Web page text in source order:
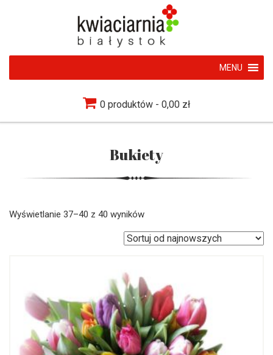
MENU
0 produktów 0,00 zł
Bukiety
Wyświetlanie 37–40 z 40 wyników